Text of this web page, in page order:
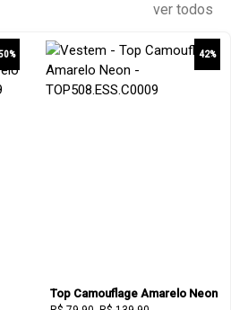
ver todos
42%
Top Camouflage Amarelo Neon